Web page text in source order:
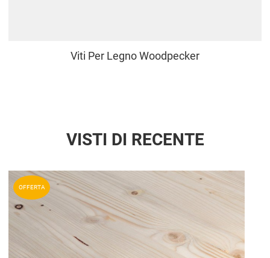
Viti Per Legno Woodpecker
VISTI DI RECENTE
OFFERTA